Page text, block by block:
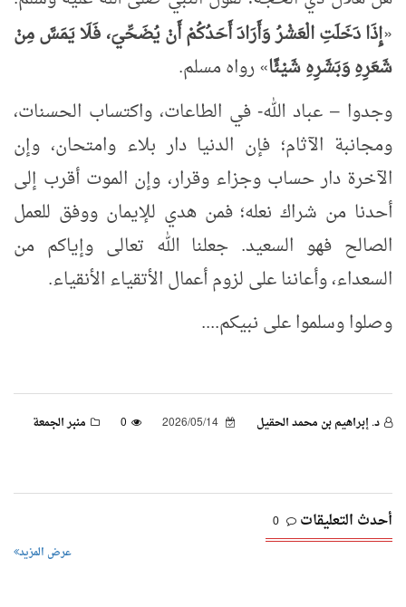
«إِذَا دَخَلَتِ الْعَشْرُوَأَرَادَأَحَدُكُمْأَنْيُضَحِّيَ، فَلَا يَمَسَّ مِنْ
شَعَرِهِ وَبَشَرِهِ شَيْئًا»رواه مسلم.
وجدوا –عباد الله- في الطاعات، واكتساب الحسنات،
ومجانبة الآثام؛ فإن الدنيا دار بلاء وامتحان، وإن
الآخرة دار حساب وجزاء وقرار، وإن الموت أقرب إلى
أحدنا من شراك نعله؛ فمن هدي للإيمان ووفق للعمل
الصالح فهو السعيد. جعلنا الله تعالى وإياكم من
السعداء، وأعاننا على لزوم أعمال الأتقياء الأنقياء.
وصلوا وسلموا على نبيكم....
د. إبراهيم بن محمد الحقيل 0 منبر الجمعة
أحدث التعليقات 0
عرض المزيد